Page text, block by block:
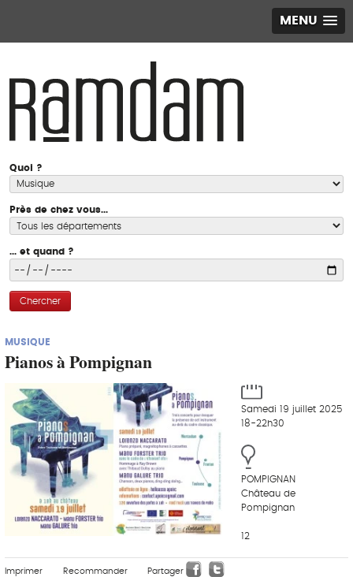
MENU
Quoi ?
Près de chez vous...
... et quand ?
Chercher
MUSIQUE
Pianos à Pompignan
Samedi 19 juillet 2025
18-22h30
POMPIGNAN
Château de
Pompignan
12
Imprimer Recommander Partager